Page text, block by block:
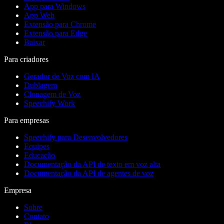
App para Windows
App Web
Extensão para Chrome
Extensão para Edge
Baixar
Para criadores
Gerador de Voz com IA
Dublagem
Clonagem de Voz
Speechify Work
Para empresas
Speechify para Desenvolvedores
Equipes
Educação
Documentação da API de texto em voz alta
Documentação da API de agentes de voz
Empresa
Sobre
Contato